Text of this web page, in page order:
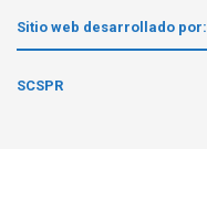
Sitio web desarrollado por:
SCSPR